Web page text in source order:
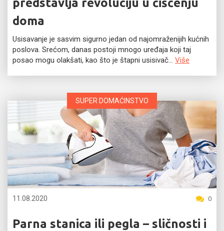
predstavlja revoluciju u čišćenju
doma
Usisavanje je sasvim sigurno jedan od najomraženijih kućnih
poslova. Srećom, danas postoji mnogo uređaja koji taj
posao mogu olakšati, kao što je štapni usisivač... Više
SUPER DOMAĆINSTVO
11.08.2020 0
Parna stanica ili pegla – sličnosti i